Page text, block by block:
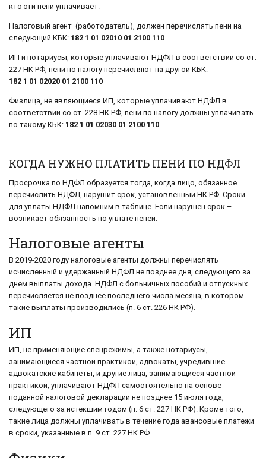
кто эти пени уплачивает.
Налоговый агент (работодатель), должен перечислять пени на
следующий КБК: 182 1 01 02010 01 2100 110
ИП и нотариусы, которые уплачивают НДФЛ в соответствии со ст.
227 НК РФ, пени по налогу перечисляют на другой КБК:
182 1 01 02020 01 2100 110
Физлица, не являющиеся ИП, которые уплачивают НДФЛ в
соответствии со ст. 228 НК РФ, пени по налогу должны уплачивать
по такому КБК: 182 1 01 02030 01 2100 110
КОГДА НУЖНО ПЛАТИТЬ ПЕНИ ПО НДФЛ
Просрочка по НДФЛ образуется тогда, когда лицо, обязанное
перечислить НДФЛ, нарушит срок, установленный НК РФ. Сроки
для уплаты НДФЛ напомним в таблице. Если нарушен срок –
возникает обязанность по уплате пеней.
Налоговые агенты
В 2019-2020 году налоговые агенты должны перечислять
исчисленный и удержанный НДФЛ не позднее дня, следующего за
днем выплаты дохода. НДФЛ с больничных пособий и отпускных
перечисляется не позднее последнего числа месяца, в котором
такие выплаты производились (п. 6 ст. 226 НК РФ).
ИП
ИП, не применяющие спецрежимы, а также нотариусы,
занимающиеся частной практикой, адвокаты, учредившие
адвокатские кабинеты, и другие лица, занимающиеся частной
практикой, уплачивают НДФЛ самостоятельно на основе
поданной налоговой декларации не позднее 15 июля года,
следующего за истекшим годом (п. 6 ст. 227 НК РФ). Кроме того,
такие лица должны уплачивать в течение года авансовые платежи
в сроки, указанные в п. 9 ст. 227 НК РФ.